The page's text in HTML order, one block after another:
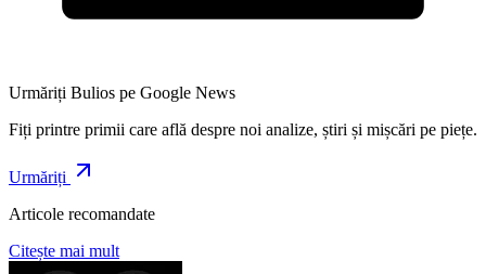
Urmăriți Bulios pe Google News
Fiți printre primii care află despre noi analize, știri și mișcări pe piețe.
Urmăriți
Articole recomandate
Citește mai mult